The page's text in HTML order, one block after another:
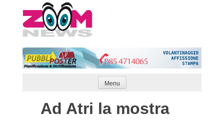
to
content
Menu
Ad Atri la mostra